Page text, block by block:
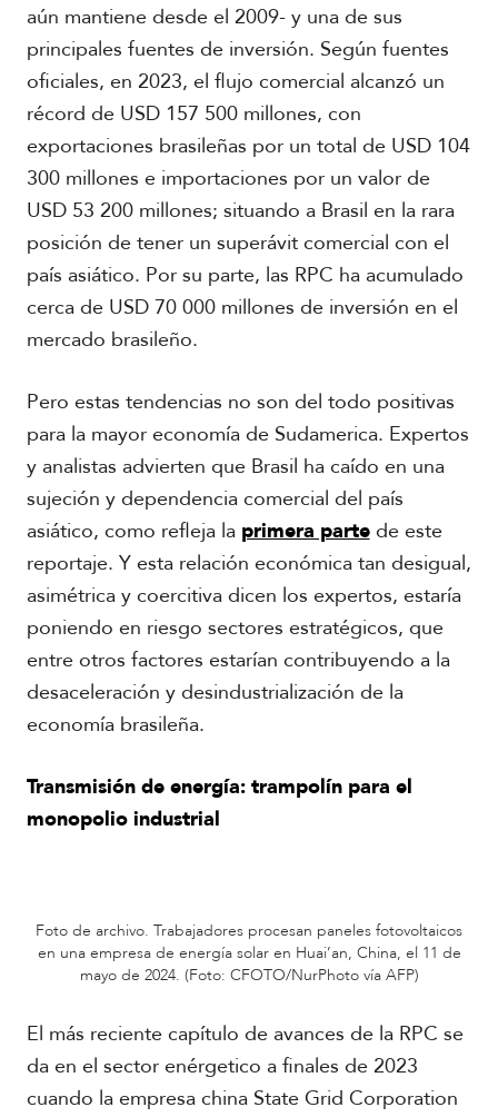
C
a
r
i
b
e
aún mantiene desde el 2009- y una de sus
principales fuentes de inversión. Según fuentes
oficiales, en 2023, el flujo comercial alcanzó un
récord de USD 157 500 millones, con
exportaciones brasileñas por un total de USD 104
300 millones e importaciones por un valor de
USD 53 200 millones; situando a Brasil en la rara
posición de tener un superávit comercial con el
país asiático. Por su parte, las RPC ha acumulado
cerca de USD 70 000 millones de inversión en el
mercado brasileño.
Pero estas tendencias no son del todo positivas
para la mayor economía de Sudamerica. Expertos
y analistas advierten que Brasil ha caído en una
sujeción y dependencia comercial del país
asiático, como refleja la primera partede este
reportaje. Y esta relación económica tan desigual,
asimétrica y coercitiva dicen los expertos, estaría
poniendo en riesgo sectores estratégicos, que
entre otros factores estarían contribuyendo a la
desaceleración y desindustrialización de la
economía brasileña.
Transmisión de energía: trampolín para el
monopolio industrial
Foto de archivo. Trabajadores procesan paneles fotovoltaicos
en una empresa de energía solar en Huai’an, China, el 11 de
mayo de 2024. (Foto: CFOTO/NurPhoto vía AFP)
El más reciente capítulo de avances de la RPC se
da en el sector enérgetico a finales de 2023
cuando la empresa china State Grid Corporation